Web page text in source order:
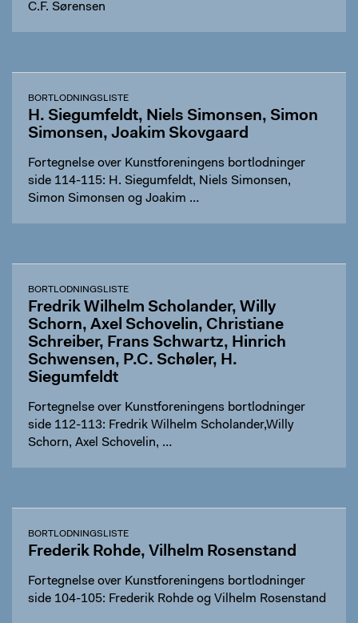
C.F. Sørensen
BORTLODNINGSLISTE
H. Siegumfeldt, Niels Simonsen, Simon
Simonsen, Joakim Skovgaard
Fortegnelse over Kunstforeningens bortlodninger
side 114-115: H. Siegumfeldt, Niels Simonsen,
Simon Simonsen og Joakim …
BORTLODNINGSLISTE
Fredrik Wilhelm Scholander, Willy
Schorn, Axel Schovelin, Christiane
Schreiber, Frans Schwartz, Hinrich
Schwensen, P.C. Schøler, H.
Siegumfeldt
Fortegnelse over Kunstforeningens bortlodninger
side 112-113: Fredrik Wilhelm Scholander,Willy
Schorn, Axel Schovelin, …
BORTLODNINGSLISTE
Frederik Rohde, Vilhelm Rosenstand
Fortegnelse over Kunstforeningens bortlodninger
side 104-105: Frederik Rohde og Vilhelm Rosenstand